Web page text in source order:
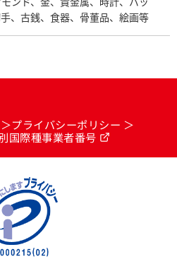
、古銭、食器、骨董品、絵画等
プライバシーポリシー
国際種事業者番号